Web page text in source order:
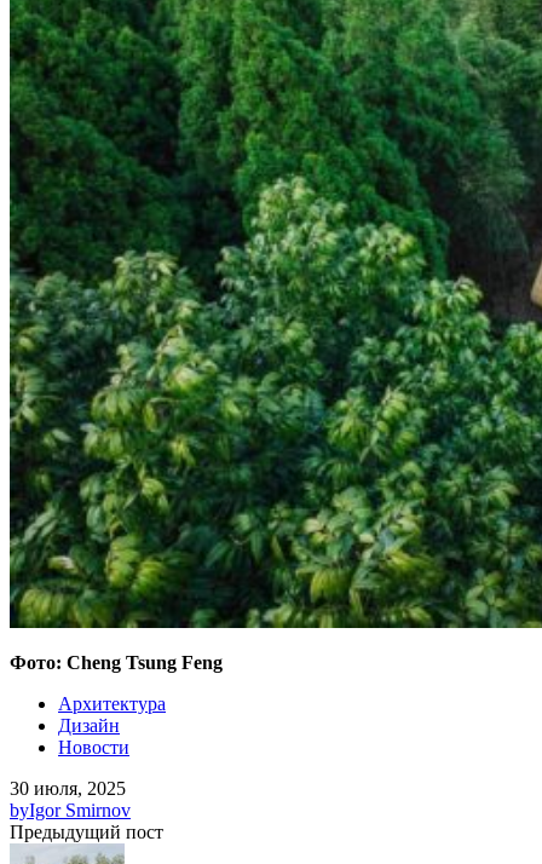
Фото: Cheng Tsung Feng
Архитектура
Дизайн
Новости
30 июля, 2025
byIgor Smirnov
Предыдущий пост